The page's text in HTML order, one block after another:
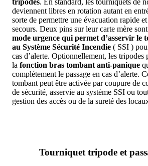
deviennent libres en rotation autant en
sorte de permettre une évacuation rapide
secours. Deux pins sur leur carte mère
mode urgence qui permet d’asservir le
au Système Sécurité Incendie ( SSI )
cas d’alerte. Optionnellement, les tripodes
la fonction bras tombant anti-panique
complétement le passage en cas d’alerte.
tombant peut être activée par coupure de
de sécurité, asservie au système SSI ou
gestion des accès ou de la sureté des
Tourniquet tripode et